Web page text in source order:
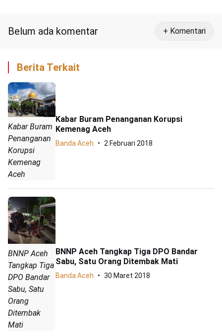
Belum ada komentar + Komentari
Berita Terkait
Kabar Buram
Penanganan
Korupsi
Kemenag
Aceh
Kabar Buram Penanganan Korupsi
Kemenag Aceh
Banda Aceh 2 Februari 2018
BNNP Aceh
Tangkap Tiga
DPO Bandar
Sabu, Satu
Orang
Ditembak
Mati
BNNP Aceh Tangkap Tiga DPO Bandar
Sabu, Satu Orang Ditembak Mati
Banda Aceh 30 Maret 2018